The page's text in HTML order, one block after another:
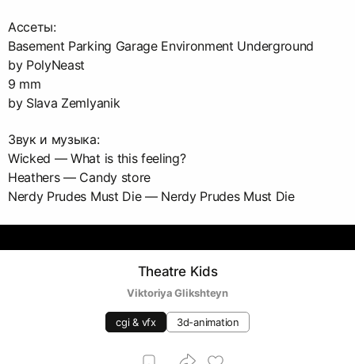
Ассеты:
Basement Parking Garage Environment Underground
by PolyNeast
9 mm
by Slava Zemlyanik
Звук и музыка:
Wicked — What is this feeling?
Heathers — Candy store
Nerdy Prudes Must Die — Nerdy Prudes Must Die
Theatre Kids
Viktoriya Glikshteyn
cgi & vfx 3d-animation